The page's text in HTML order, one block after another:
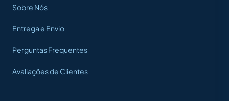
Sobre Nós
Entrega e Envio
Perguntas Frequentes
Avaliações de Clientes